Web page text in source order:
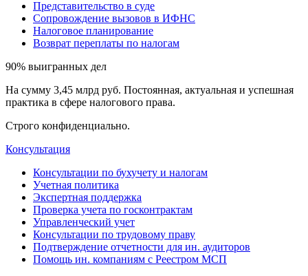
Представительство в суде
Сопровождение вызовов в ИФНС
Налоговое планирование
Возврат переплаты по налогам
90% выигранных дел
На сумму 3,45 млрд руб. Постоянная, актуальная и успешная
практика в сфере налогового права.
Строго конфиденциально.
Консультация
Консультации по бухучету и налогам
Учетная политика
Экспертная поддержка
Проверка учета по госконтрактам
Управленческий учет
Консультации по трудовому праву
Подтверждение отчетности для ин. аудиторов
Помощь ин. компаниям с Реестром МСП